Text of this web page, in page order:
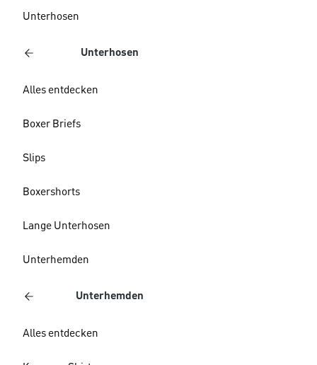
Unterhosen
Unterhosen
Alles entdecken
Boxer Briefs
Slips
Boxershorts
Lange Unterhosen
Unterhemden
Unterhemden
Alles entdecken